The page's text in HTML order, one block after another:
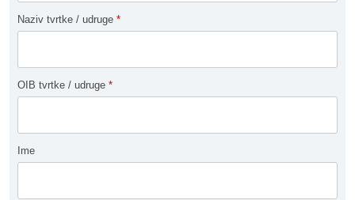
Naziv tvrtke / udruge *
OIB tvrtke / udruge *
Ime